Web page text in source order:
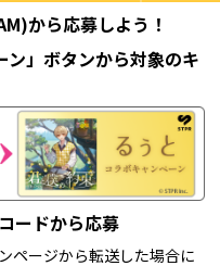
から応募しよう！
」ボタンから対象のキ
ードから応募
ページから転送した場合に